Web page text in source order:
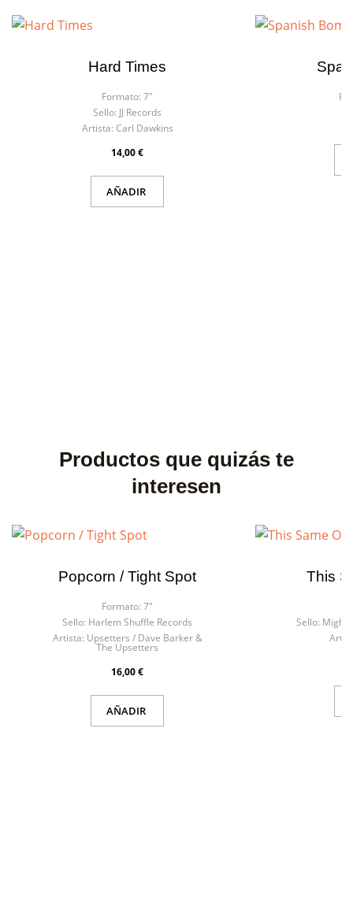
Hard Times
Formato: 7"
Sello: JJ Records
Artista: Carl Dawkins
14,00 €
AÑADIR
Productos que quizás te
interesen
Popcorn / Tight Spot
Formato: 7"
Sello: Harlem Shuffle Records
Artista: Upsetters / Dave Barker &
The Upsetters
16,00 €
AÑADIR
This
Sello: